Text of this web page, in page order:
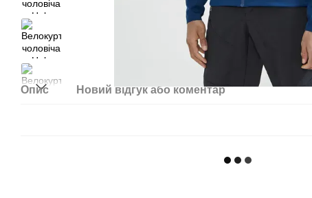
Опис Новий відгук або коментар